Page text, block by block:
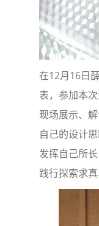
在12月16日
表，参加本
现场展示、
自己的设计
发挥自己所
践行探索求